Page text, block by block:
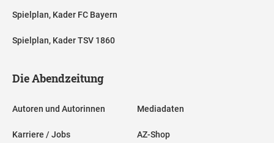
Spielplan, Kader FC Bayern
Spielplan, Kader TSV 1860
Die Abendzeitung
Autoren und Autorinnen
Karriere / Jobs
Mediadaten
AZ-Shop